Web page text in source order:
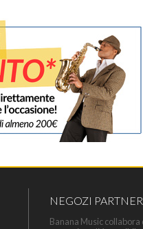
NEGOZI PARTNER
Banana Music